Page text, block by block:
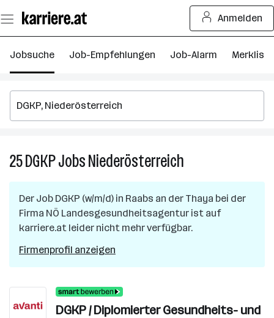
Seiteninhalt
springen
Anmelden
Jobsuche Job-Empfehlungen Job-Alarm Merkliste
25DGKPJobsNiederösterreich
in
Niederösterreich
Der Job DGKP (w/m/d) in Raabs an der Thaya bei der
Firma NÖ Landesgesundheitsagentur ist auf
karriere.at leider nicht mehr verfügbar.
Firmenprofil anzeigen
DGKP / Diplomierter Gesundheits- und